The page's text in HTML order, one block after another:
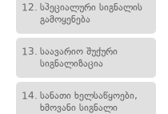
12. სპეციალური სიგნალის
გამოყენება
13. საავარიო შუქური
სიგნალიზაცია
14. სანათი ხელსაწყოები,
ხმოვანი სიგნალი